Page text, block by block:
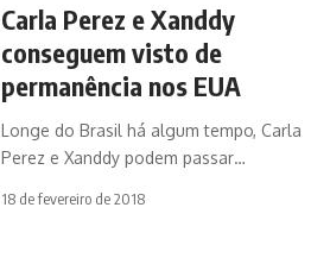
Carla Perez e Xanddy
conseguem visto de
permanência nos EUA
Longe do Brasil há algum tempo, Carla
Perez e Xanddy podem passar…
18 de fevereiro de 2018